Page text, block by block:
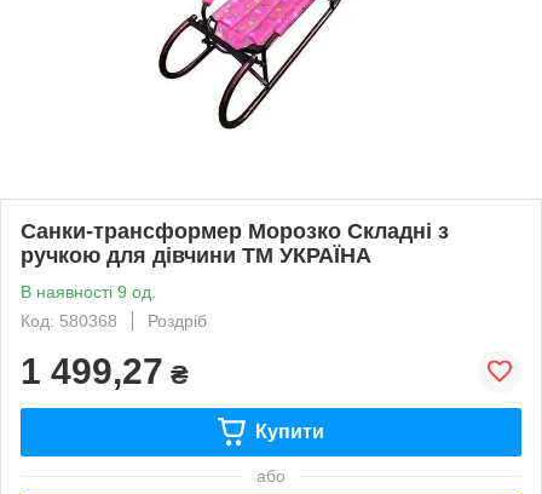
Санки-трансформер Морозко Складні з
ручкою для дівчини ТМ УКРАЇНА
В наявності 9 од.
Код: 580368
Роздріб
1 499,27 ₴
Купити
або